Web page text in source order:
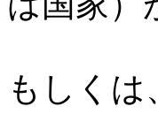
もしくは